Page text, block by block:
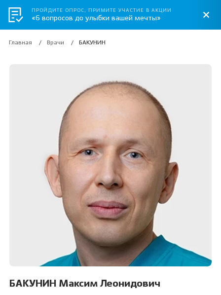
Главная Врачи БАКУНИН
БАКУНИН Максим Леонидович
ПРОЙДИТЕ ОПРОС, ПРИМИТЕ УЧАСТИЕ В АКЦИИ
«6 вопросов до улыбки вашей мечты»